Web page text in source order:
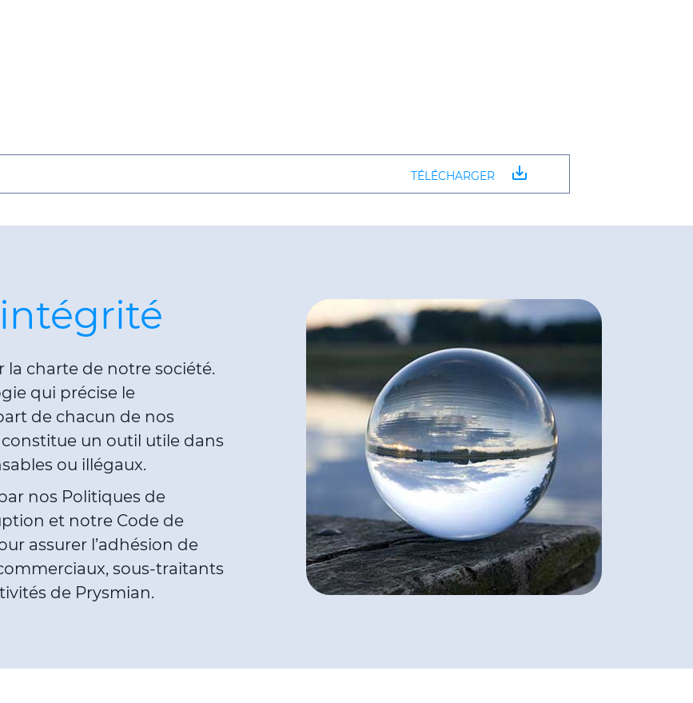
TÉLÉCHARGER save_alt
la charte de notre société.
qui précise le
de chacun de nos
un outil utile dans
ou illégaux.
nos Politiques de
et notre Code de
assurer l’adhésion de
sous-traitants
de Prysmian.